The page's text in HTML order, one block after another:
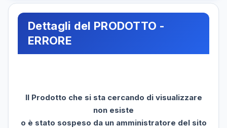
Dettagli del PRODOTTO -
ERRORE
Il Prodotto che si sta cercando di visualizzare
non esiste
o è stato sospeso da un amministratore del sito